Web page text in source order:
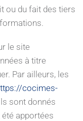
ou du fait des tiers
le site
à titre
Par ailleurs, les
cocimes-
sont donnés
apportées